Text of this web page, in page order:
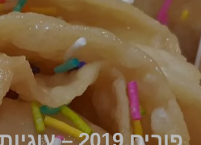
פורים 2019 – עוגיות למשלוחי מנות